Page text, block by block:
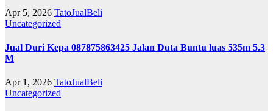
Apr 5, 2026 TatoJualBeli
Uncategorized
Jual Duri Kepa 087875863425 Jalan Duta Buntu luas 535m 5.3
M
Apr 1, 2026 TatoJualBeli
Uncategorized